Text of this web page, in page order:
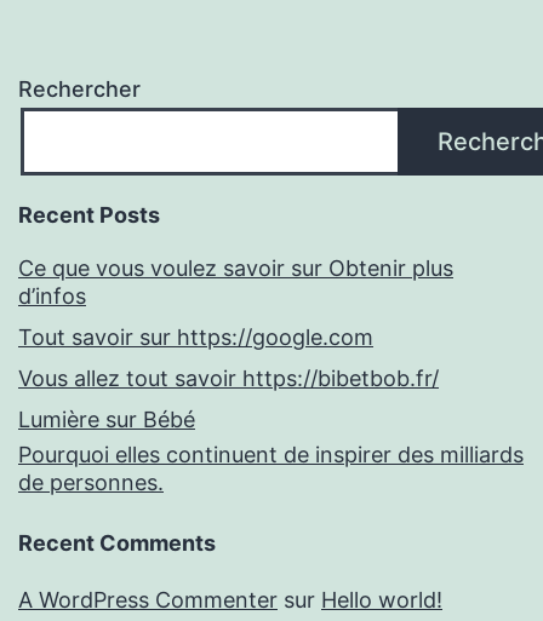
Rechercher
Recent Posts
Ce que vous voulez savoir sur Obtenir plus
d’infos
Tout savoir sur https://google.com
Vous allez tout savoir https://bibetbob.fr/
Lumière sur Bébé
Pourquoi elles continuent de inspirer des milliards
de personnes.
Recent Comments
A WordPress Commenter sur Hello world!